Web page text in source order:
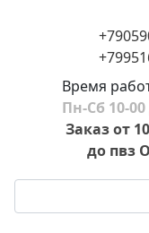
Время
Пн-Сб 10-00
Заказ от
до пвз